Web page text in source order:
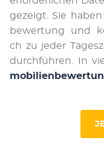
ge­zeigt. Sie
be­wer­tung und
ch zu je­der
durch­füh­ren. In